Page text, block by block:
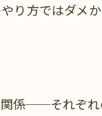
り方ではダメか
係──それぞれ